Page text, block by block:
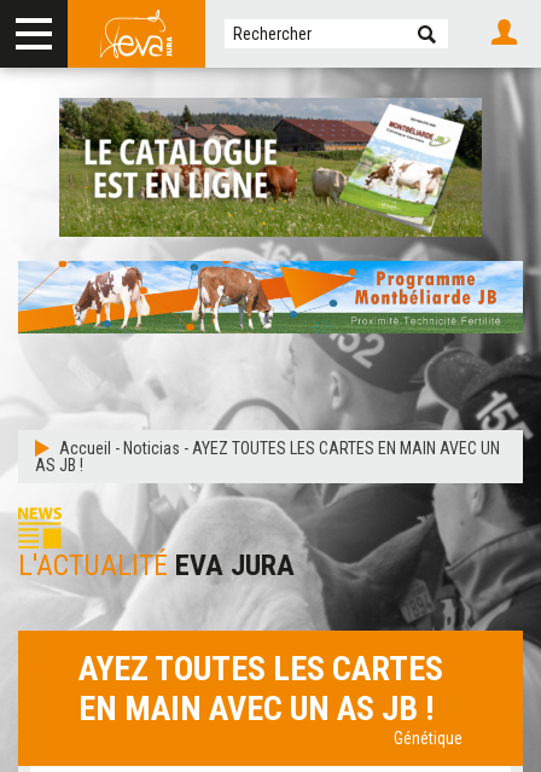
Accueil - Noticias - AYEZ TOUTES LES CARTES EN MAIN AVEC UN
AS JB !
L'ACTUALITÉ EVA JURA
AYEZ TOUTES LES CARTES
EN MAIN AVEC UN AS JB !
Génétique